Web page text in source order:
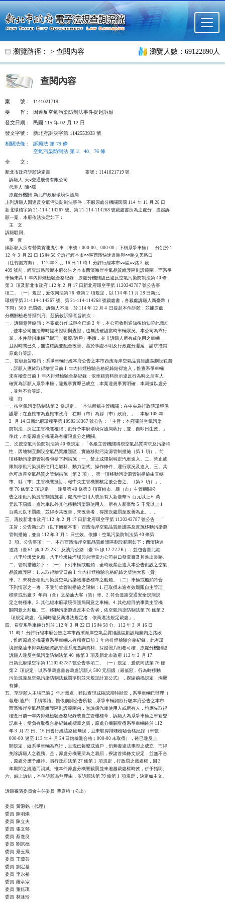
跳至主要內容
瀏覽路徑： > 查閱內容 瀏覽人數：69122890人
查閱內容
案 號：
1141021719
要
旨：
因違反空氣污染防制法事件提起訴願
發文日期：
民國 115 年 02 月 12 日
發文字號：
新北府訴決字第 1142553933 號
相關法條 ：
訴願法 第 79 條
空氣污染防制法 第 2、40、76 條
全
文：
新北市政府訴願決定書                                   案號：1141021719 號
    訴願人  天○交通股份有限公司
    代表人  陳○琮
    原處分機關  新北市政府環境保護局
上列訴願人因違反空氣污染防制法事件，不服原處分機關民國 114  年 11 月 28 日
新北環稽字第 21-114-114267 號、第 21-114-114268 號裁處書所為之處分，提起訴
願一案，本府依法決定如下：
    主    文
訴願駁回。
    事    實
緣訴願人所有營業貨運曳引車（車號：000-00、000-00，下稱系爭車輛），分別於 1
12  年 3  月 22 日 15 時 58 分許行經本市○○區西濱快速道路與○○路交叉路口
（往竹圍方向）、112 年 3  月 16 日 11 時 1  分許行經本市○○區○○路 3  段
409 號前，經查該路段屬本府公告之本市西濱海岸空氣品質維護區劃設範圍，而系爭
車輛未具 1  年內排煙檢驗合格紀錄，原處分機關認已違反空氣污染防制法第 40 條
第 3   項及新北市政府 112 年 2  月 17 日新北府環空字第 1120243787 號公告事
項二、（一）規定，爰依同法第 76  條第 2  項規定，以 114 年 11 月 28 日新北
環稽字第 21-114-114267 號、第 21-114-114268 號裁處書，各裁處訴願人新臺幣（
下同）500  元罰鍰。訴願人不服，於 114 年 12 月 4  日提起本件訴願，並據原處
分機關檢卷答辯到府。茲摘敘訴辯意旨於次：
一、訴願意旨略謂：本案處分作成距今已逾 2  年，本公司收到通知後始知曉此裁罰
    ，使本公司無法即時提出證明與查證，也無法確認當時車輛狀況。本公司為靠行
    業，本件所指車輛已辦理（報廢/過戶）手續，並非訴願人所有或使用之車輛，
    且因時間已久，無從確認並配合改善。基於事證不明及行政處分遲延，請求撤銷
    原處分等語。
二、答辯意旨略謂：系爭車輛行經本府公告之本市西濱海岸空氣品質維護區劃設範圍
    ，訴願人應於取得稽查日前 1  年內排煙檢驗合格紀錄始得進入，惟查系爭車輛
    未有稽查日前 1  年內排煙檢驗合格紀錄；依車籍資料所示違反行為時之所有人
    確實為訴願人系爭車輛，違規事實即已成立，本案違規事實明確，本局據以處分
    ，並無不合等語。
    理    由
一、按空氣污染防制法第 2  條規定：「本法所稱主管機關：在中央為行政院環境保
    護署；在直轄市為直轄市政府；在縣（市）為縣（巿）政府。」，本府 109 年
    2   月 14 日新北府環秘字第 1090218367 號公告：「主旨：本府關於空氣污染
    防制法…所定主管機關權限，劃分予本府環境保護局執行，並…自即日生效。」
    準此，本案原處分機關為有權限處分之機關。
二、次按空氣污染防制法第 40 條規定：「各級主管機關得視空氣品質需求及污染特
    性，因地制宜劃設空氣品質維護區，實施移動污染源管制措施（第 1  項）。前
    項移動污染源管制得包括下列措施：一、禁止或限制特定汽車進入。二、禁止或
    限制移動污染源所使用之燃料、動力型式、操作條件、運行狀況及進入。三、其
    他可改善空氣品質之管制措施（第 2  項）。第一項移動污染源管制措施由直轄
    市、縣（市）主管機關擬訂，報中央主管機關核定後公告之。（第 3  項）」、
    第 76 條第 2  項規定：「違反第 40 條第 3  項直轄市、縣（市）主管機關公
    告之移動污染源管制措施者，處汽車使用人或所有人新臺幣 5  百元以上 6  萬
    元以下罰鍰；處汽車以外其他移動污染源使用人、所有人新臺幣 5  千元以上 1
    百萬元以下罰鍰，並得令其改善，未改善者，得按次處罰至改善為止。」。
三、再按新北市政府 112  年 2  月 17 日新北府環空字第 1120243787 號公告：「
    主旨：公告新北市（以下簡稱本市）西濱海岸空氣品質維護區及實施栘動污染源
    管制措施，並自 112 年 3  月 1  日生效。依據：空氣污染防制法第 40 條第
    3   項。公告事項：一、本市西濱海岸空氣品質維護區劃設範圍如下：西濱快速
    道路（臺 61  線 0-22.2K）及濱海公路（臺 15 線 12-22.2K），並包含臺北港
    、八里垃圾焚化廠、八里垃圾掩埋場與台灣電力公司林口發電廠及其進出道路。
    二、管制措施如下：（一）下列車輛或船舶，全時段禁止進入本公告劃設之空氣
    品質維護區：1. 未取得稽查日前 1  年內排煙檢驗合格紀錄之柴油大客（貨）
    車。2. 未符合移動污染源空氣污染物排放標準之船舶。（二）車輛或船舶符合
    下列情形之一者，不受前款管制措施之限制：1. 已取得未逾有效期限自主管理
    標章或出廠 3   年內（含）之柴油大客（貨）車。2. 符合道路交通安全規則規
    定之特種車。3. 其他經本府環境保護局同意之車輛。4. 其他經目的事業主管機
    關同意之船舶。三、移動污染源違反本公告者，依空氣污染防制法第 76 條第 2
      項規定裁處。但同時違反商港法規定者，依商港法規定裁處」。
四、卷查系爭車輛分別於 112 年 3  月 22 日 15 時 58 分、112 年 3  月 16 日
    11  時 1  分許行經本府公告之本市西濱海岸空氣品質維護區劃設範圍內之路段
    ，惟經原處分機關查系爭車輛未有稽查日前 1  年內排煙檢驗合格紀錄，此有環
    境部柴油車排氣檢驗資訊管理系統查詢資料、採證照片附卷可稽，原處分機關認
    訴願人違反空氣污染防制法第 40  條第 3  項及新北市政府 112 年 2  月 17
    日新北府環空字第 1120243787 號公告事項二、（一）規定，爰依同法第 76 條
    第 2   項規定，以系爭裁處書各裁處訴願人 500 元罰鍰（最低額，行為時移動
    污染源違反空氣污染防制法裁罰準則並未規定計算公式），揆諸前揭規定，洵屬
    有據。
五、至訴願人主張已逾 2  年才裁處，難以查證或確認當時狀況，系爭車輛已辦理（
    報廢/過戶）手續等語。惟依前開公告所載，系爭車輛如欲行駛本府公告之本市
    西濱海岸空氣品質維護區劃設範圍內，無論係汽車使用人或所有人，均應先取得
    稽查日前一年內排煙檢驗合格紀錄或自主管理標章，訴願人為系爭車輛之車籍登
    記車主，當負有取得合格紀錄或標章之責，原處分機關查得系爭車輛確於 112
    年 3  月 22 日、16 日曾行經該路段無誤，且未取得排煙檢驗合格紀錄（車號
    000-00  遲至 113 年 4  月 24 日始檢測合格；000-00 未取得），確已違反上
    開規定，縱系爭車輛為靠行，且現已報廢或過戶，仍無礙違法事證之成立，而得
    免除訴願人之義務。是，原處分機關所為之裁罰，揆諸首揭條文規定，並無不合
    ，原處分應予維持。另行政罰法第 27 條第 1  項規定，行政罰之裁處權，因 3
    年期間之經過而消滅。惟本件原處分機關裁罰並未逾越裁處權時效，併予指明。
六、綜上論結，本件訴願為無理由，依訴願法第 79 條第 1  項規定，決定如主文。
訴願審議委員會主任委員  蔡庭榕（公出）
委員  黃源銘（代理）
委員  陳明燦
委員  陳立夫
委員  張文郁
委員  蔡進良
委員  劉宗德
委員  景玉鳳
委員  王藹芸
委員  劉定基
委員  李永裕
委員  羅承宗
委員  董鈺琪
委員  林泳玲